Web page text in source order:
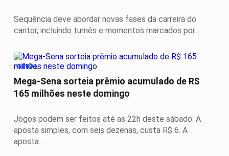
Sequência deve abordar novas fases da carreira do
cantor, incluindo turnês e momentos marcados por...
GERAL
Mega-Sena sorteia prêmio acumulado de R$
165 milhões neste domingo
Jogos podem ser feitos até as 22h deste sábado. A
aposta simples, com seis dezenas, custa R$ 6. A
aposta...